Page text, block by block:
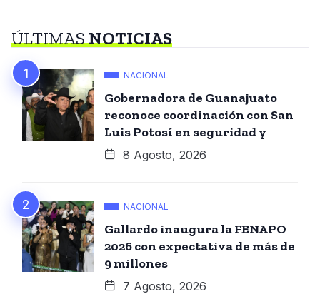
ÚLTIMASNOTICIAS
NACIONAL
Gobernadora de Guanajuato
reconoce coordinación con San
Luis Potosí en seguridad y
8 Agosto, 2026
NACIONAL
Gallardo inaugura la FENAPO
2026 con expectativa de más de
9 millones
7 Agosto, 2026